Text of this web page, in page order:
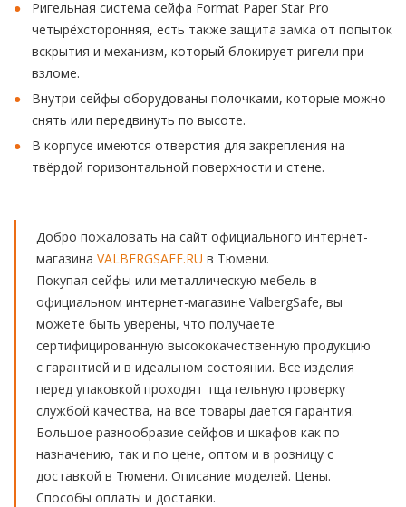
Ригельная система сейфа Format Paper Star Pro
четырёхсторонняя, есть также защита замка от попыток
вскрытия и механизм, который блокирует ригели при
взломе.
Внутри сейфы оборудованы полочками, которые можно
снять или передвинуть по высоте.
В корпусе имеются отверстия для закрепления на
твёрдой горизонтальной поверхности и стене.
Добро пожаловать на сайт официального интернет-
магазина VALBERGSAFE.RU в Тюмени.
Покупая сейфы или металлическую мебель в
официальном интернет-магазине ValbergSafe, вы
можете быть уверены, что получаете
сертифицированную высококачественную продукцию
с гарантией и в идеальном состоянии. Все изделия
перед упаковкой проходят тщательную проверку
службой качества, на все товары даётся гарантия.
Большое разнообразие сейфов и шкафов как по
назначению, так и по цене, оптом и в розницу с
доставкой в Тюмени. Описание моделей. Цены.
Способы оплаты и доставки.